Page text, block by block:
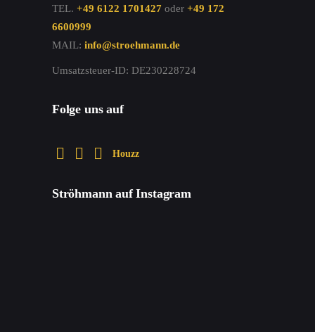
TEL. +49 6122 1701427 oder +49 172
6600999
MAIL: info@stroehmann.de
Umsatzsteuer-ID: DE230228724
Folge uns auf
Houzz
Ströhmann auf Instagram